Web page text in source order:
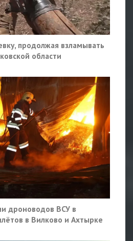
продолжая взламывать
области
дроноводов ВСУ в
в Вилково и Ахтырке